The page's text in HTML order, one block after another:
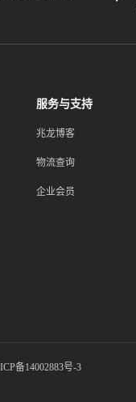
服务与支持
兆龙博客
物流查询
企业会员
备14002883号-3